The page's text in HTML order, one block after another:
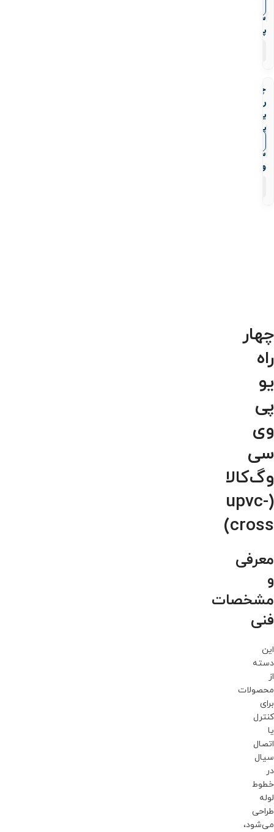
سی
پیمتاش
چهار
راه
یو
پی
سی
ویسپار
چهار
راه
یو
پی
وی
سی
وگ‌کالا
(upvc-
cross)
معرفی
و
مشخصات
فنی
این
دسته
از
محصولات
برای
کنترل
یا
اتصال
سیال
در
خطوط
لوله
طراحی
می‌شود،